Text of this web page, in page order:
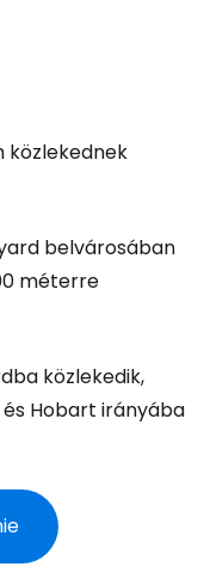
közlekednek
belvárosában
méterre
közlekedik,
Hobart irányába